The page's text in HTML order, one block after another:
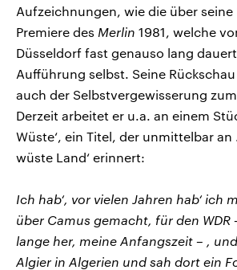
Aufzeichnungen, wie die über
Premiere des Merlin 1981, welche
Düsseldorf fast genauso lang
Aufführung selbst. Seine
auch der Selbstvergewisserung
Derzeit arbeitet er u.a. an einem
Wüste‘, ein Titel, der unmittelbar an
wüste Land‘ erinnert:
Ich hab‘, vor vielen Jahren hab‘ ich
über Camus gemacht, für den WDR
lange her, meine Anfangszeit – ,
Algier in Algerien und sah dort ein